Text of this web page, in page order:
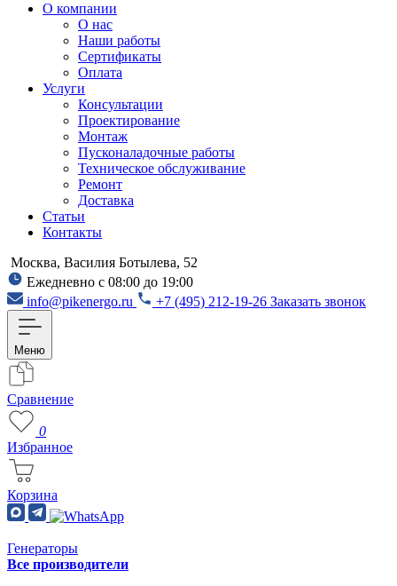
О компании
О нас
Наши работы
Сертификаты
Оплата
Услуги
Консультации
Проектирование
Монтаж
Пусконаладочные работы
Техническое обслуживание
Ремонт
Доставка
Статьи
Контакты
Москва, Василия Ботылева, 52
Ежедневно с 08:00 до 19:00
info@pikenergo.ru
+7 (495) 212-19-26 Заказать звонок
Меню
Сравнение
0
Избранное
Корзина
Генераторы
Все производители